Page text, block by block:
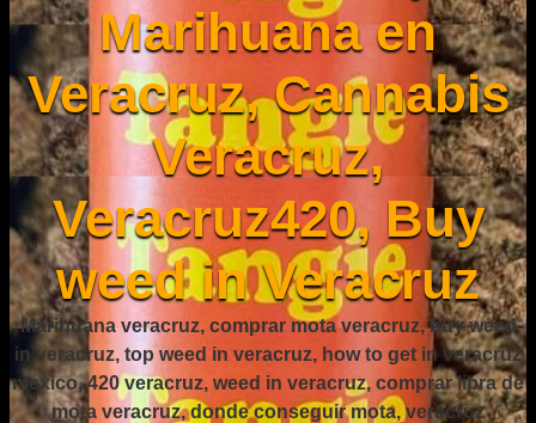
Marihuana en
Veracruz, Cannabis
Veracruz,
Veracruz420, Buy
weed in Veracruz
Marihuana veracruz, comprar mota veracruz, buy weed
in veracruz, top weed in veracruz, how to get in veracruz
mexico, 420 veracruz, weed in veracruz, comprar libra de
mota veracruz, donde conseguir mota, veracruz